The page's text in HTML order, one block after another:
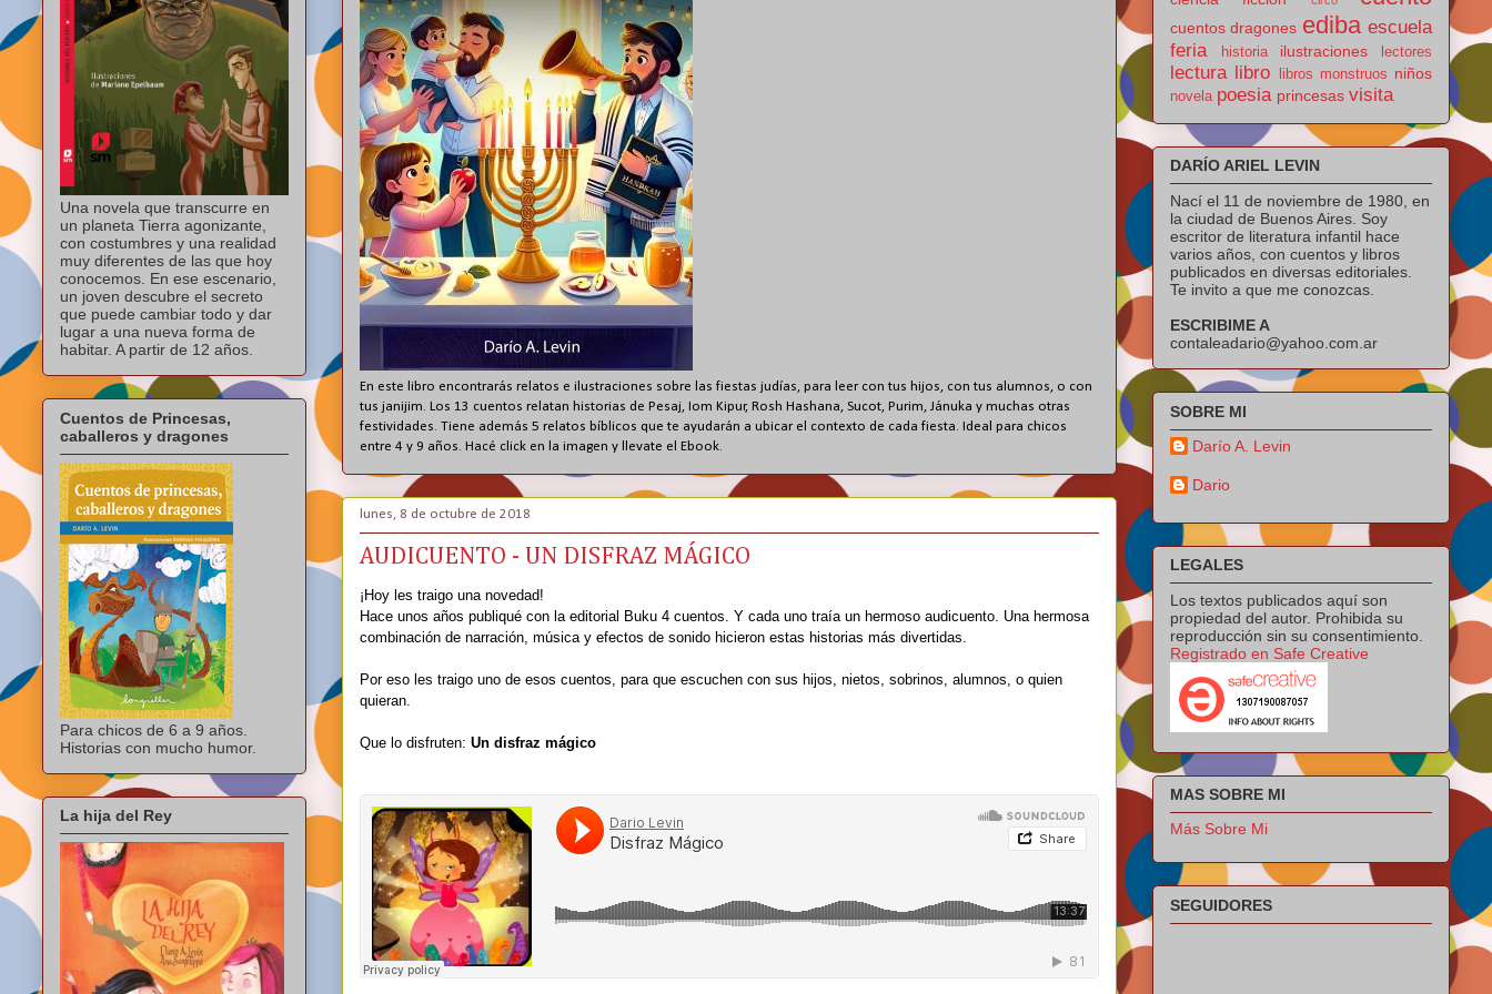
En este libro encontrarás relatos e ilustraciones sobre las fiestas judías, para leer con tus hijos, con tus alumnos, o con
tus janijim. Los 13 cuentos relatan historias de Pesaj, Iom Kipur, Rosh Hashana, Sucot, Purim, Jánuka y muchas otras
festividades. Tiene además 5 relatos bíblicos que te ayudarán a ubicar el contexto de cada fiesta. Ideal para chicos
entre 4 y 9 años. Hacé click en la imagen y llevate el Ebook.
lunes, 8 de octubre de 2018
AUDICUENTO - UN DISFRAZ MÁGICO
¡Hoy les traigo una novedad!
Hace unos años publiqué con la editorial Buku 4 cuentos. Y cada uno traía un hermoso audicuento. Una hermosa
combinación de narración, música y efectos de sonido hicieron estas historias más divertidas.
Por eso les traigo uno de esos cuentos, para que escuchen con sus hijos, nietos, sobrinos, alumnos, o quien
quieran.
Que lo disfruten: Un disfraz mágico
Una novela que transcurre en
un planeta Tierra agonizante,
con costumbres y una realidad
muy diferentes de las que hoy
conocemos. En ese escenario,
un joven descubre el secreto
que puede cambiar todo y dar
lugar a una nueva forma de
habitar. A partir de 12 años.
Cuentos de Princesas,
caballeros y dragones
Para chicos de 6 a 9 años.
Historias con mucho humor.
La hija del Rey
cuentos dragones ediba escuela
feria
historia ilustraciones lectores
lectura libro libros monstruos niños
novela poesia princesas visita
DARÍO ARIEL LEVIN
Nací el 11 de noviembre de 1980, en
la ciudad de Buenos Aires. Soy
escritor de literatura infantil hace
varios años, con cuentos y libros
publicados en diversas editoriales.
Te invito a que me conozcas.
ESCRIBIME A
contaleadario@yahoo.com.ar
SOBRE MI
Darío A. Levin
Dario
LEGALES
Los textos publicados aquí son
propiedad del autor. Prohibida su
reproducción sin su consentimiento.
Registrado en Safe Creative
MAS SOBRE MI
Más Sobre Mi
SEGUIDORES